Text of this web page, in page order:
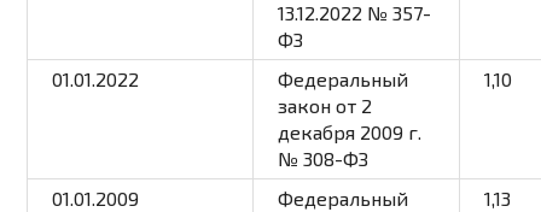
13.12.2022 № 357-
ФЗ
01.01.2022
Федеральный
закон от 2
декабря 2009 г.
№ 308-ФЗ
1,10
01.01.2009
Федеральный
1,13